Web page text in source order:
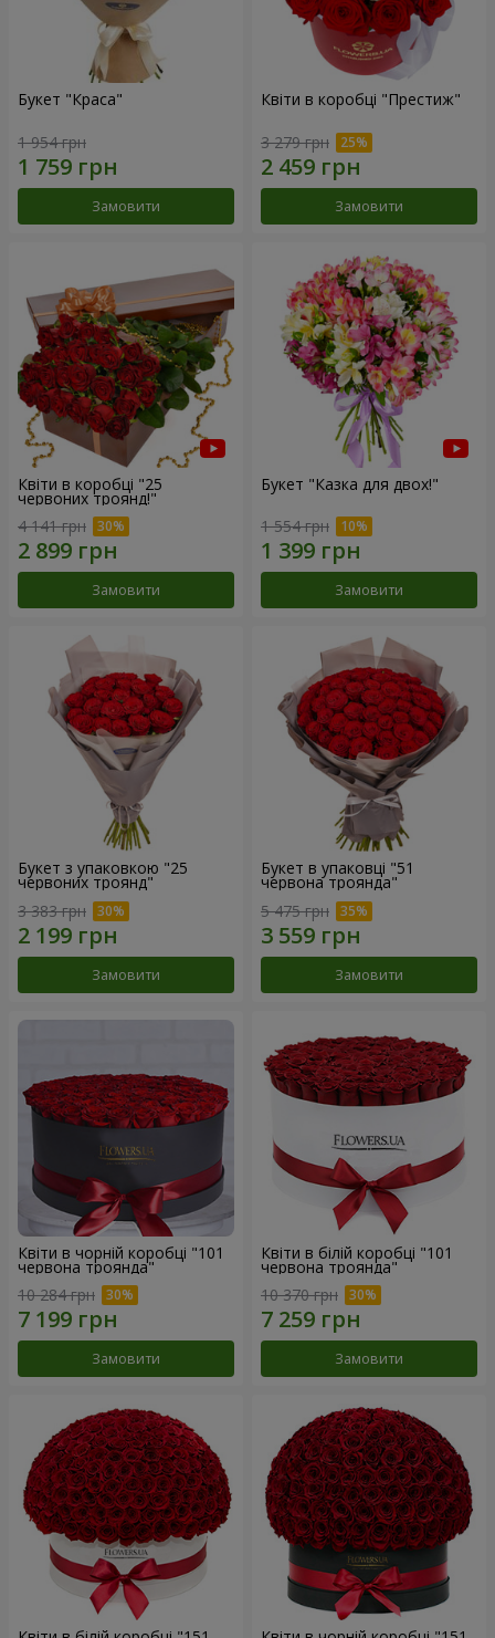
Букет "Краса"
1 954 грн
Замовити
Квіти в коробці "Престиж"
3 279 грн
Замовити
Квіти в коробці "25
червоних троянд!"
4 141 грн
Замовити
Букет "Казка для двох!"
1 554 грн
Замовити
Букет з упаковкою "25
червоних троянд"
3 383 грн
Замовити
Букет в упаковці "51
червона троянда"
5 475 грн
Замовити
Квіти в чорній коробці "101
червона троянда"
10 284 грн
Замовити
Квіти в білій коробці "101
червона троянда"
10 370 грн
Замовити